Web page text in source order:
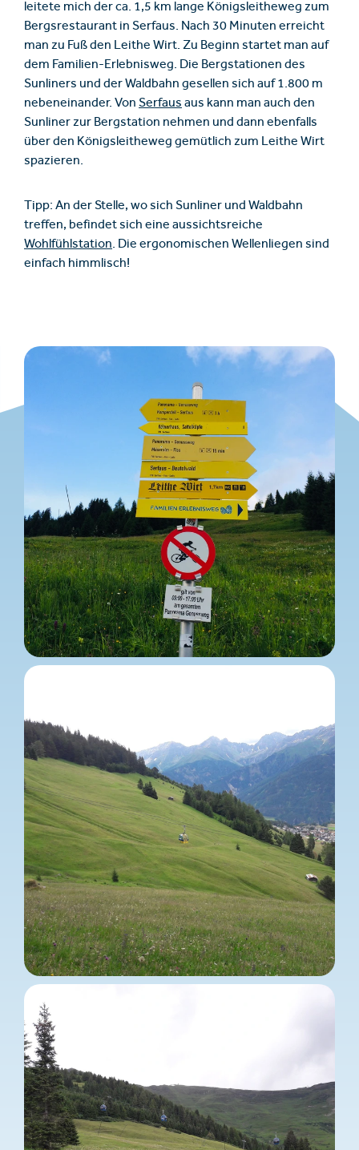
leitete mich der ca. 1,5 km lange Königsleitheweg zum
Bergsrestaurant in Serfaus. Nach 30 Minuten erreicht
man zu Fuß den Leithe Wirt. Zu Beginn startet man auf
dem Familien-Erlebnisweg. Die Bergstationen des
Sunliners und der Waldbahn gesellen sich auf 1.800 m
nebeneinander. Von Serfaus aus kann man auch den
Sunliner zur Bergstation nehmen und dann ebenfalls
über den Königsleitheweg gemütlich zum Leithe Wirt
spazieren.
Tipp: An der Stelle, wo sich Sunliner und Waldbahn
treffen, befindet sich eine aussichtsreiche
Wohlfühlstation. Die ergonomischen Wellenliegen sind
einfach himmlisch!